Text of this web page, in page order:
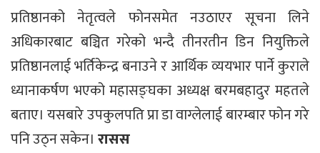
प्रतिष्ठानको नेतृत्वले फोनसमेत नउठाएर सूचना लिने
अधिकारबाट बञ्चित गरेको भन्दै तीनरतीन डिन नियुक्तिले
प्रतिष्ठानलाई भर्तिकेन्द्र बनाउने र आर्थिक व्ययभार पार्ने कुराले
ध्यानाकर्षण भएको महासङ्घका अध्यक्ष बरमबहादुर महतले
बताए। यसबारे उपकुलपति प्रा डा वाग्लेलाई बारम्बार फोन गरे
पनि उठ्न सकेन। रासस